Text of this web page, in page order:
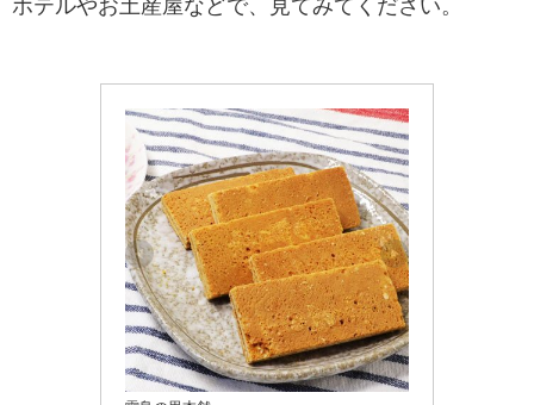
ホテルやお土産屋などで、 見てみてください。